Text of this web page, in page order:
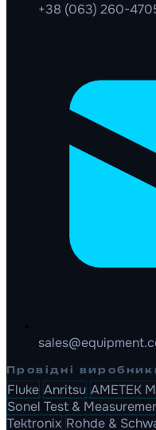
+38 (063) 260-
Провідні
Fluke Anritsu AMETEK
Sonel Test &
Tektronix Rohde &